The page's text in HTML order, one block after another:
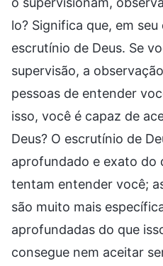
lo? Significa que, em
escrutínio de Deus. Se
supervisão, a
pessoas de entender
isso, você é capaz de
Deus? O escrutínio de
aprofundado e exato do
tentam entender você;
são muito mais
aprofundadas do que
consegue nem aceitar